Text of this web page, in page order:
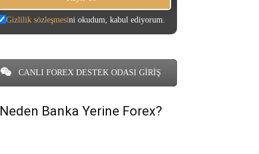
Gizlilik sözleşmesini okudum, kabul ediyorum.
CANLI FOREX DESTEK ODASI GİRİŞ
Neden Banka Yerine Forex?